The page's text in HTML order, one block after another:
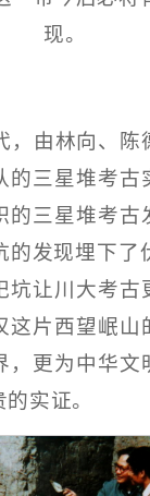
现。
，由林向、陈
的三星堆考古
的三星堆考古
发现埋下了
坑让川大考古
这片西望岷山
，更为中华文
实证。